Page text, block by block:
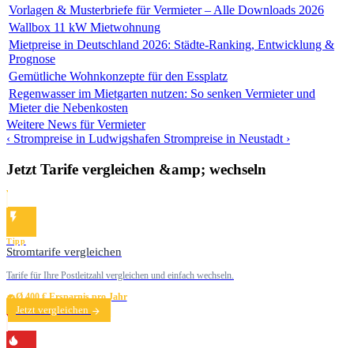
Vorlagen & Musterbriefe für Vermieter – Alle Downloads 2026
Wallbox 11 kW Mietwohnung
Mietpreise in Deutschland 2026: Städte-Ranking, Entwicklung &
Prognose
Gemütliche Wohnkonzepte für den Essplatz
Regenwasser im Mietgarten nutzen: So senken Vermieter und
Mieter die Nebenkosten
Weitere News für Vermieter
‹ Strompreise in Ludwigshafen Strompreise in Neustadt ›
Jetzt Tarife vergleichen &amp; wechseln
Tipp
Stromtarife vergleichen
Tarife für Ihre Postleitzahl vergleichen und einfach wechseln.
Ø 400 € Ersparnis pro Jahr
Jetzt vergleichen